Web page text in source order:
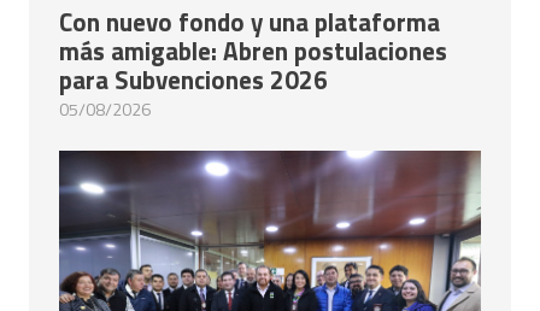
Con nuevo fondo y una plataforma
más amigable: Abren postulaciones
para Subvenciones 2026
05/08/2026